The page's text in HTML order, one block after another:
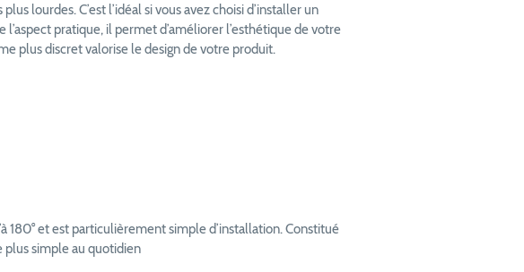
lourdes. C’est l’idéal si vous avez choisi d’installer un
pratique, il permet d’améliorer l’esthétique de votre
plus discret valorise le design de votre produit.
180° et est particulièrement simple d’installation. Constitué
plus simple au quotidien